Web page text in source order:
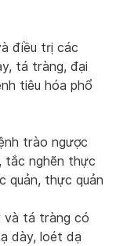
điều trị các
tá tràng, đại
tiêu hóa phổ
trào ngược
tắc nghẽn thực
quản, thực quản
và tá tràng có
dày, loét dạ